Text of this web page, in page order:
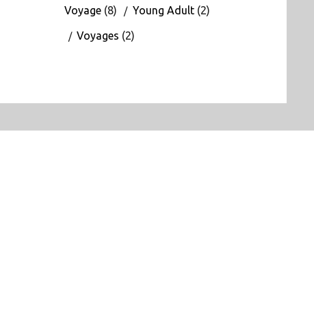
Voyage(8) Young Adult(2)
Voyages (2)